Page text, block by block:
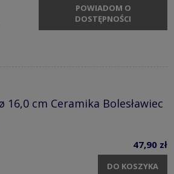
POWIADOM O
DOSTĘPNOŚCI
16,0 cm Ceramika Bolesławiec
47,90 zł
DO KOSZYKA